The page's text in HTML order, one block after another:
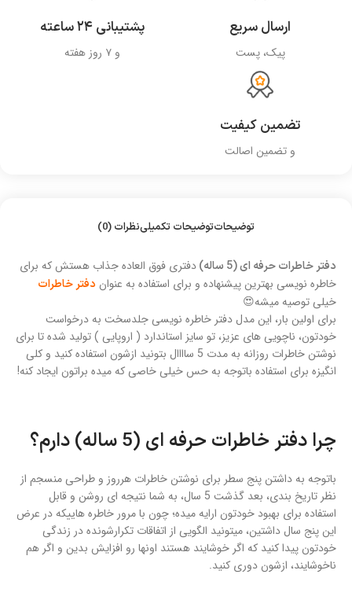
ارسال سریع
پیک، پست
پشتیبانی ۲۴ ساعته
و ۷ روز هفته
تضمین کیفیت
و تضمین اصالت
توضیحاتتوضیحات تکمیلینظرات (0)
دفتر خاطرات حرفه ای (5 ساله)
دفتری فوق العاده جذاب هستش که برای
خاطره نویسی بهترین پیشنهاده و برای استفاده به عنوان دفتر خاطرات
خیلی توصیه میشه😍
برای اولین بار، این مدل دفتر خاطره نویسی جلدسخت به درخواست
خودتون، ناچویی های عزیز، تو سایز استاندارد ( اروپایی ) تولید شده تا برای
نوشتن خاطرات روزانه به مدت 5 ساااال بتونید ازشون استفاده کنید و کلی
انگیزه برای استفاده باتوجه به حس خیلی خاصی که میده براتون ایجاد کنه!
چرا دفتر خاطرات حرفه ای (5 ساله) دارم؟
باتوجه به داشتن پنج سطر برای نوشتن خاطرات هرروز و طراحی منسجم از
نظر تاریخ بندی، بعد گذشت 5 سال، به شما نتیجه ای روشن و قابل
استفاده برای بهبود خودتون ارایه میده؛ چون با مرور خاطره هاییکه در عرض
این پنج سال داشتین، میتونید الگویی از اتفاقات تکرارشونده در زندگی
خودتون پیدا کنید که اگر خوشایند هستند اونها رو افزایش بدین و اگر هم
ناخوشایند، ازشون دوری کنید.